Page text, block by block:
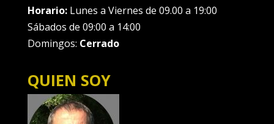
Horario:Lunes a Viernes de 09.00 a 19:00
Sábados de 09:00 a 14:00
Domingos: Cerrado
QUIEN SOY